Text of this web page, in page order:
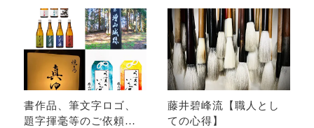
書作品、筆文字ロゴ、
題字揮毫等のご依頼・
藤井碧峰流【職人とし
ての心得】